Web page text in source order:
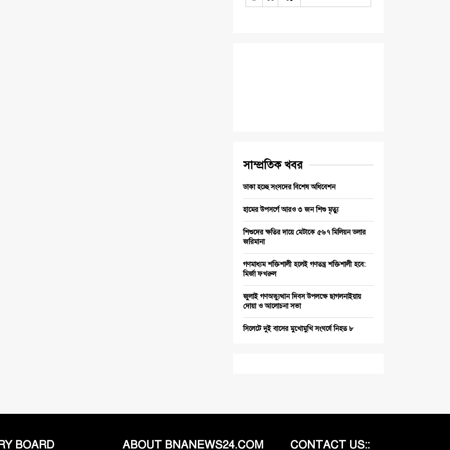
সাম্প্রতিক খবর
ডাকা হচ্ছে সংসদের বিশেষ অধিবেশন
হামের উপসর্গে আরও ৩ জন শিশু মৃত্যু
শিশুদের ক্ষতির দায়ে মেটাকে ৫৬৭ মিলিয়ন ডলার
জরিমানা
গণমাধ্যম শক্তিশালী হলেই গণতন্ত্র শক্তিশালী হবে:
মির্জা ফখরুল
জুলাই গণঅভ্যুত্থান দিবস উপলক্ষে ছাগলনাইয়ায়
দোয়া ও আলোচনা সভা
সিলেটে দুই বাসের মুখোমুখি সংঘর্ষে নিহত ৮
BOARD ABOUT BNANEWS24.COM CONTACT US::